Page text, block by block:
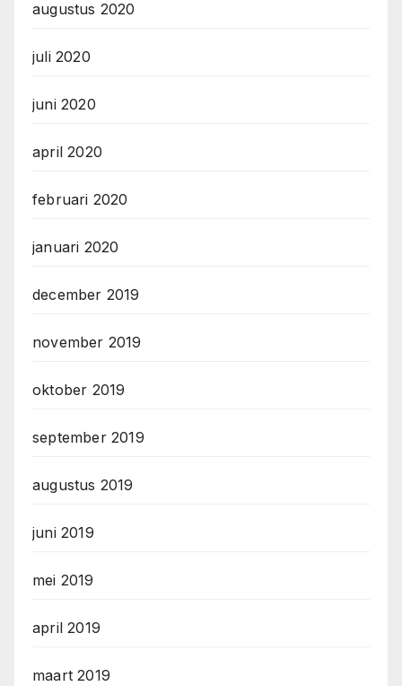
augustus 2020
juli 2020
juni 2020
april 2020
februari 2020
januari 2020
december 2019
november 2019
oktober 2019
september 2019
augustus 2019
juni 2019
mei 2019
april 2019
maart 2019